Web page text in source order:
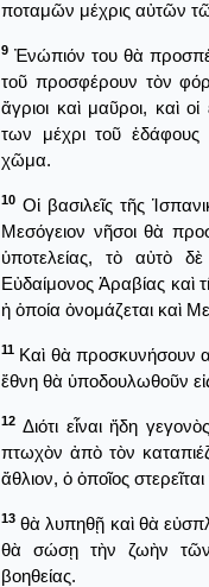
ποταμῶν μέχρις αὐτῶν
9 Ἐνώπιόν του θὰ
τοῦ προσφέρουν τὸν
ἄγριοι καὶ μαῦροι, καὶ
των μέχρι τοῦ
χῶμα.
10 Οἱ βασιλεῖς τῆς
Μεσόγειον νῆσοι θὰ
ὑποτελείας, τὸ αὐτὸ
Εὐδαίμονος Ἀραβίας καὶ
ἡ ὁποία ὀνομάζεται καὶ
11 Καὶ θὰ προσκυνήσουν
ἔθνη θὰ ὑποδουλωθοῦν
12 Διότι εἶναι ἤδη
πτωχὸν ἀπὸ τὸν
ἄθλιον, ὁ ὁποῖος
13 θὰ λυπηθῇ καὶ θὰ
θὰ σώσῃ τὴν ζωὴν τῶν
βοηθείας.